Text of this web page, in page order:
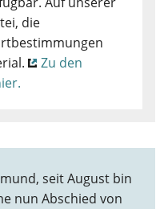
die
Zu den
seit August bin
nun Abschied von